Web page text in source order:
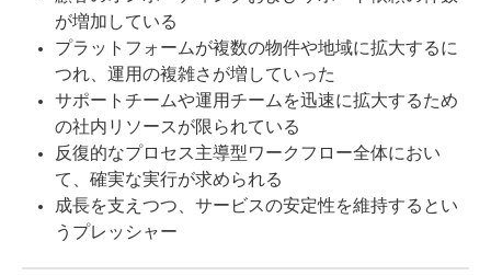
が増加している
プラットフォームが複数の物件や地域に拡大するに
つれ、運用の複雑さが増していった
サポートチームや運用チームを迅速に拡大するため
の社内リソースが限られている
反復的なプロセス主導型ワークフロー全体におい
て、確実な実行が求められる
成長を支えつつ、サービスの安定性を維持するとい
うプレッシャー